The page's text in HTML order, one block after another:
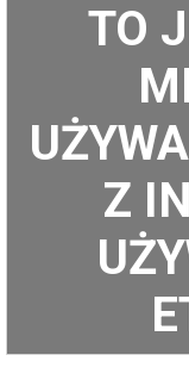
TO
Z